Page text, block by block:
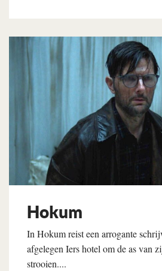
Lees verder
Hokum
In Hokum reist een arrogante
afgelegen Iers hotel om de as van
strooien....